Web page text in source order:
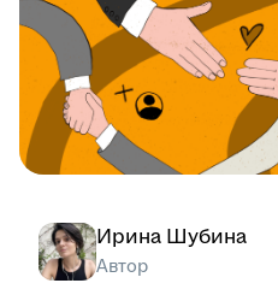
Ирина Шубина
Автор